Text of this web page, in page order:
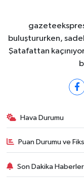
buluştururken,
Şatafattan
Hava Durumu
Puan Durumu ve
Son Dakika